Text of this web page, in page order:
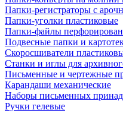
Папки-регистраторы с
Папки-уголки пластиковые
Папки-файлы
Подвесные папки и
Скоросшиватели
Станки и иглы для
Письменные и чертежные
Карандаши механические
Наборы письменных
Ручки гелевые